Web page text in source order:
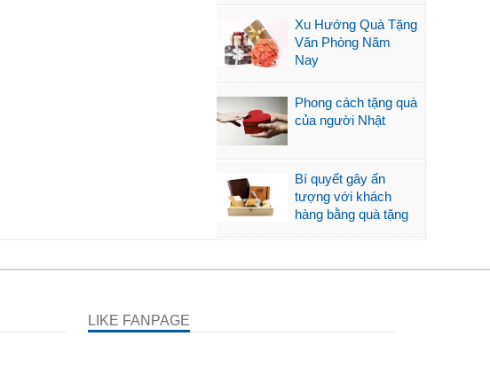
Xu Hướng Quà Tặng
Văn Phòng Năm
Nay
Phong cách tặng quà
của người Nhật
Bí quyết gây ấn
tượng với khách
hàng bằng quà tặng
LIKE FANPAGE